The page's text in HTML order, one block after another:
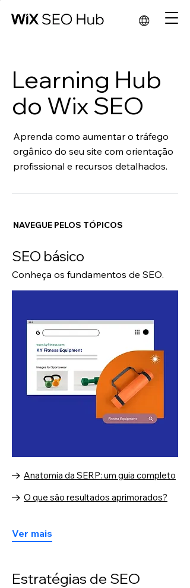
Learning Hub
do Wix SEO
Aprenda como aumentar o tráfego
orgânico do seu site com orientação
profissional e recursos detalhados.
NAVEGUE PELOS TÓPICOS
SEO básico
Conheça os fundamentos de SEO.
Ver mais
Anatomia da SERP: um guia completo
O que são resultados aprimorados?
Estratégias de SEO